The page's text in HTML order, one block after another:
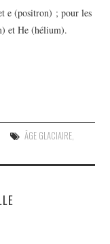
e (positron) ; pour les
et He (hélium).
ÂGE GLACIAIRE,